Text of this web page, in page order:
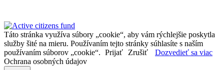
Táto stránka využíva súbory „cookie“, aby vám rýchlejšie poskytla
služby šité na mieru. Používaním tejto stránky súhlasíte s naším
používaním súborov „cookie“. Prijať Zrušiť
Dozvedieť sa viac
Ochrana osobných údajov